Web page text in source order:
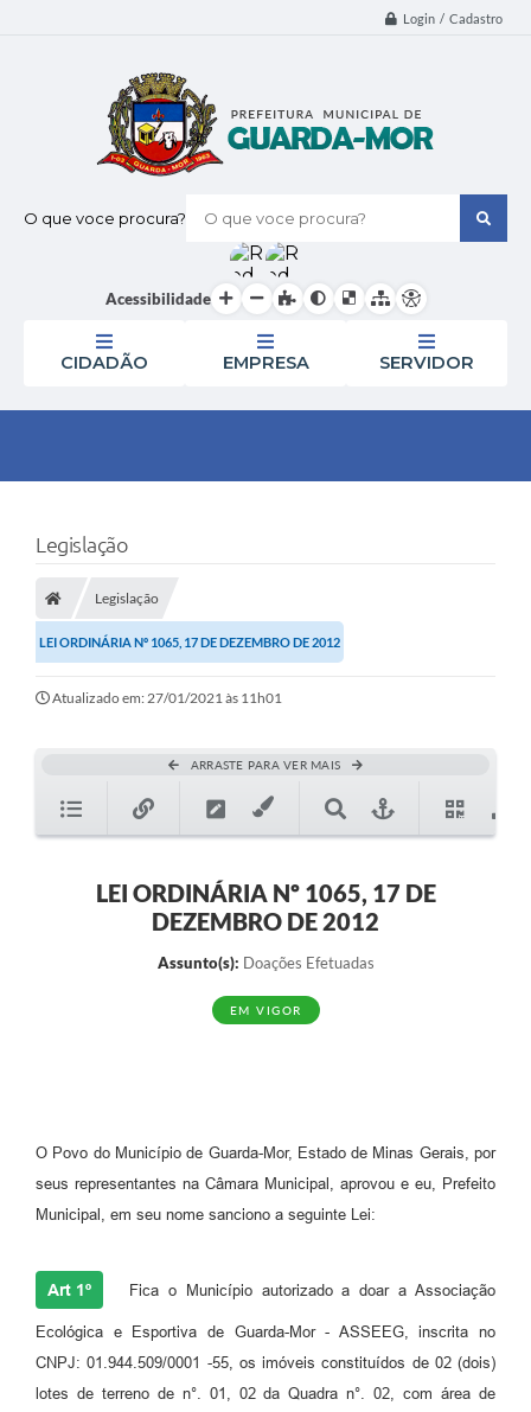
Login / Cadastro
O que voce procura?
Acessibilidade
CIDADÃO EMPRESA SERVIDOR
Legislação
Legislação
LEI ORDINÁRIA Nº 1065, 17 DE DEZEMBRO DE 2012
Atualizado em: 27/01/2021 às 11h01
ARRASTE PARA VER MAIS
LEI ORDINÁRIA Nº 1065, 17 DE
DEZEMBRO DE 2012
Assunto(s): Doações Efetuadas
EM VIGOR
O Povo do Município de Guarda-Mor, Estado de Minas Gerais, por
seus representantes na Câmara Municipal, aprovou e eu, Prefeito
Municipal, em seu nome sanciono a seguinte Lei:
Art 1º Fica o Município autorizado a doar a Associação
Ecológica e Esportiva de Guarda-Mor - ASSEEG, inscrita no
CNPJ: 01.944.509/0001 -55, os imóveis constituídos de 02 (dois)
lotes de terreno de n°. 01, 02 da Quadra n°. 02, com área de